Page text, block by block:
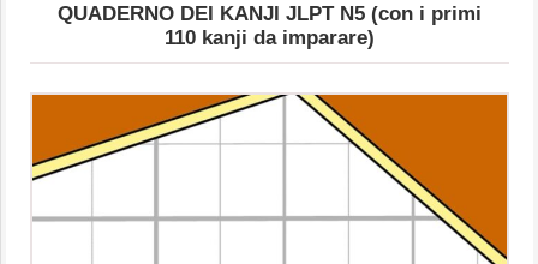
QUADERNO DEI KANJI JLPT N5 (con i primi
110 kanji da imparare)